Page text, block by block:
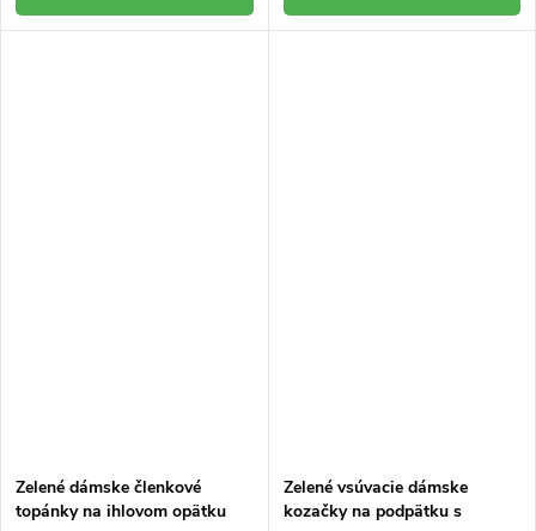
Zelené dámske členkové
topánky na ihlovom opätku
Zelené vsúvacie dámske
kozačky na podpätku s